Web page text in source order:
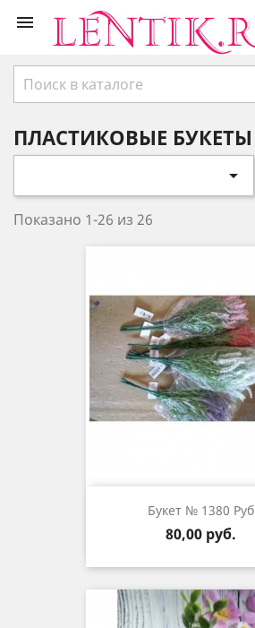

ПЛАСТИКОВЫЕ БУКЕТЫ

Показано 1-26 из 26
Букет № 1380 Руб
Цена
80,00 руб.